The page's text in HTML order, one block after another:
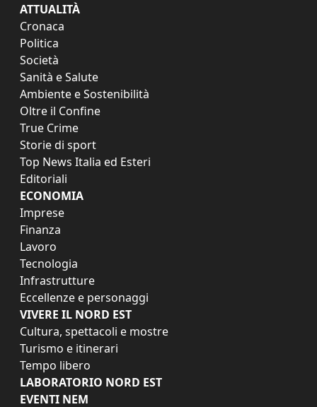
ATTUALITÀ
Cronaca
Politica
Società
Sanità e Salute
Ambiente e Sostenibilità
Oltre il Confine
True Crime
Storie di sport
Top News Italia ed Esteri
Editoriali
ECONOMIA
Imprese
Finanza
Lavoro
Tecnologia
Infrastrutture
Eccellenze e personaggi
VIVERE IL NORD EST
Cultura, spettacoli e mostre
Turismo e itinerari
Tempo libero
LABORATORIO NORD EST
EVENTI NEM